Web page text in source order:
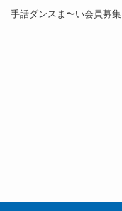
手話ダンスま〜い会員募集